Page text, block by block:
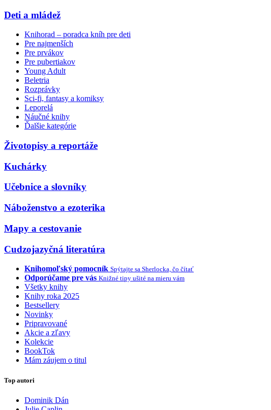
Deti a mládež
Knihorad – poradca kníh pre deti
Pre najmenších
Pre prvákov
Pre pubertiakov
Young Adult
Beletria
Rozprávky
Sci-fi, fantasy a komiksy
Leporelá
Náučné knihy
Ďalšie kategórie
Životopisy a reportáže
Kuchárky
Učebnice a slovníky
Náboženstvo a ezoterika
Mapy a cestovanie
Cudzojazyčná literatúra
Knihomoľský pomocník Spýtajte sa Sherlocka, čo čítať
Odporúčame pre vás Knižné tipy ušité na mieru vám
Všetky knihy
Knihy roka 2025
Bestsellery
Novinky
Pripravované
Akcie a zľavy
Kolekcie
BookTok
Mám záujem o titul
Top autori
Dominik Dán